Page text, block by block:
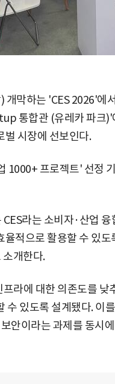
개막하는 'CES 2026'에
통합관 (유레카 파크)'
벌 시장에 선보인다.
1000+ 프로젝트' 선정
라는 소비자·산업
적으로 활용할 수 있도
개한다.
라에 대한 의존도를 낮
수 있도록 설계됐다. 이
안이라는 과제를 동시